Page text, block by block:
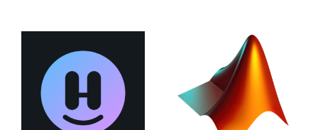
Headliner MATLAB